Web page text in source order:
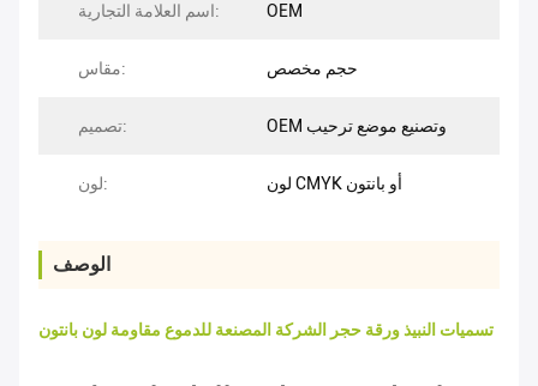
اسم العلامة التجارية: OEM
مقاس: حجم مخصص
تصميم: OEM وتصنيع موضع ترحيب
لون: لون CMYK أو بانتون
الوصف
تسميات النبيذ ورقة حجر الشركة المصنعة للدموع مقاومة لون بانتون